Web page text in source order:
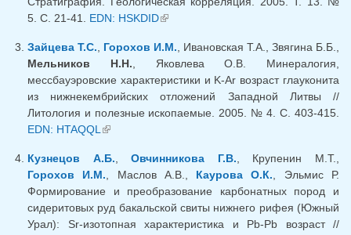
5. С. 21-41. EDN: HSKDID(внешняя ссылка)
Зайцева Т.С. Горохов И.М. , Ивановская Т.А., Звягина Б.Б.,
Мельников Н.Н. , Яковлева О.В. Минералогия,
мессбауэровские характеристики и K-Ar возраст глауконита
из нижнекембрийских отложений Западной Литвы //
Литология и полезные ископаемые. 2005. № 4. С. 403-415.
EDN: HTAQQL (внешняя ссылка)
Кузнецов А.Б. ,Овчинникова Г.В. , Крупенин М.Т.,
Горохов И.М. , Маслов А.В., Каурова О.К. , Эльмис Р.
Формирование и преобразование карбонатных пород и
сидеритовых руд бакальской свиты нижнего рифея (Южный
Урал): Sr-изотопная характеристика и Pb-Pb возраст //